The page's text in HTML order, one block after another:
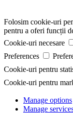
Folosim cookie-uri
pentru a oferi funcții
Cookie-uri necesare
Preferences
Cookie-uri pentru
Cookie-uri pentru
Manage options
Manage